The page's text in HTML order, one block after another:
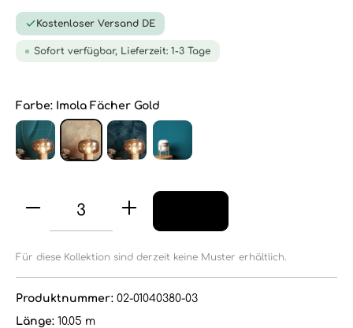
Kostenloser Versand DE
Sofort verfügbar, Lieferzeit: 1-3 Tage
Farbe: Imola Fächer Gold
Für diese Kollektion sind derzeit keine Muster erhältlich.
Produktnummer: 02-01040380-03
Länge: 10.05 m